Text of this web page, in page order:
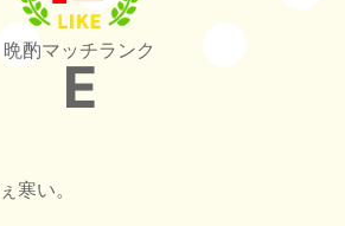
晩酌マッチランク
E
寒い。